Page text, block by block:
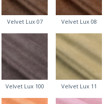
Velvet Lux 07 Velvet Lux 08
Velvet Lux 100 Velvet Lux 11